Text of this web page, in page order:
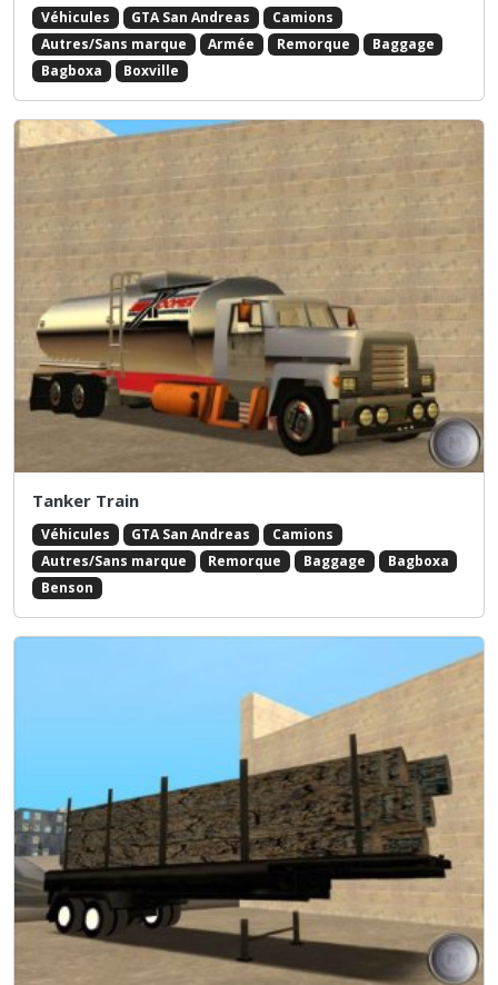
Véhicules GTA San Andreas
Camions
Autres/Sans marque
Armée Remorque
Baggage
Bagboxa
Boxville
Tanker Train
Véhicules GTA San Andreas
Camions
Autres/Sans marque
Remorque Baggage
Bagboxa
Benson